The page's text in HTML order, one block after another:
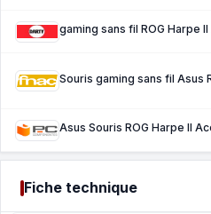
Fiche technique